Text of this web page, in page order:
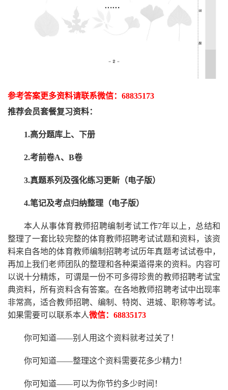
参考答案更多资料请联系微信： 68835173
推荐会员套餐复习资料：
1.高分题库上、下册
2.考前卷A、B卷
3.真题系列及强化练习更新（电子版）
4.笔记及考点归纳整理（电子版）
本人从事体育教师招聘编制考试工作7年以上，总结和
整理了一套比较完整的体育教师招聘考试试题和资料，该资
料来自各地的体育教师编制招聘考试历年真题考试试卷中，
再加上我们老师 团队的整理和各种渠道得来的资料。内容可
以说十分精炼，可谓是一份不可多得珍贵的教师招聘考试宝
典资料，所有资料含有答案。在各地教师招聘考试中出现率
非常高，适合教师招聘、编制、特岗、进城、职称等考试。
如果需要可以联系本人微信： 68835173
你可知道——别人用这个资料就考过关了！
你可知道——整理这个资料需要花多少精力 ！
你可知道——可以为你节约多少时间！